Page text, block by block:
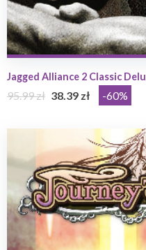
Jagged Alliance 2 Classic
95.99 zł 38.39 zł -60%